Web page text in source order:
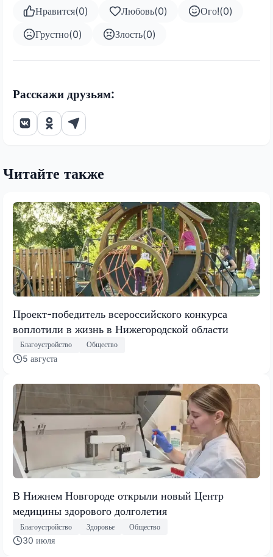
Нравится(0) Любовь(0) Ого!(0)
Грустно(0) Злость(0)
Расскажи друзьям:
Читайте также
Проект-победитель всероссийского конкурса
воплотили в жизнь в Нижегородской области
Благоустройство Общество
5 августа
В Нижнем Новгороде открыли новый Центр
медицины здорового долголетия
Благоустройство Здоровье Общество
30 июля